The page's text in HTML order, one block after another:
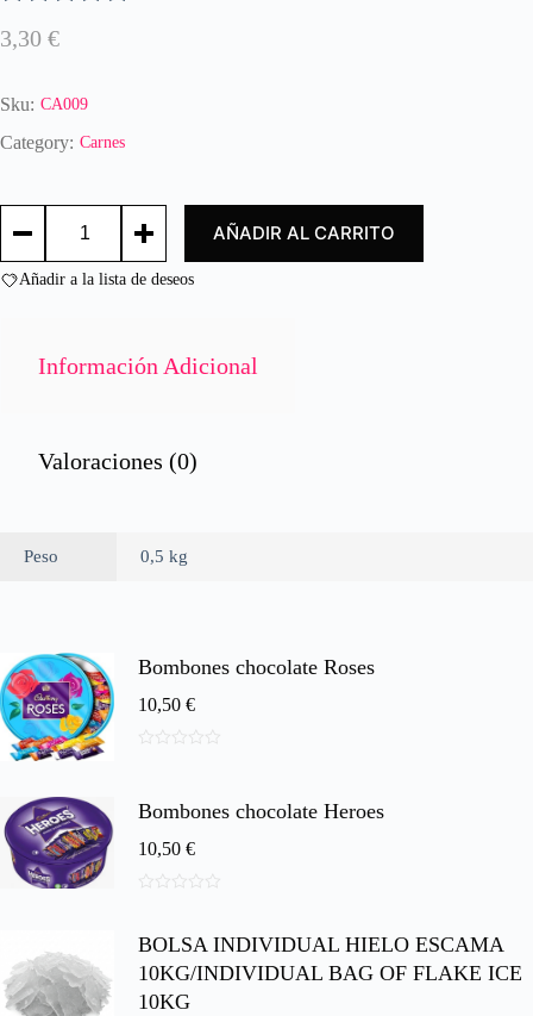
V
a
o
a
n
0
3,30 €
Sku: CA009
Category: Carnes
DE
500GR/
cantidad
AÑADIR AL CARRITO
Añadir a la lista de deseos
Información Adicional
Valoraciones (0)
Peso 0,5 kg
Bombones chocolate Roses
10,50 €
5
Bombones chocolate Heroes
10,50 €
e
BOLSA INDIVIDUAL HIELO ESCAMA
10KG/INDIVIDUAL BAG OF FLAKE ICE
10KG